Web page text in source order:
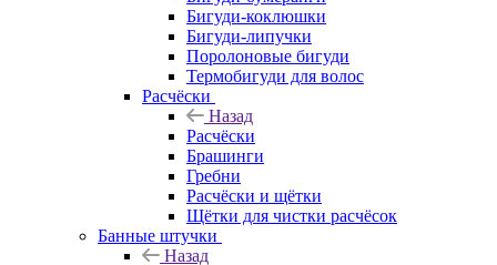
Бигуди-коклюшки
Бигуди-липучки
Поролоновые бигуди
Термобигуди для волос
Расчёски
Назад
Расчёски
Брашинги
Гребни
Расчёски и щётки
Щётки для чистки расчёсок
Банные штучки
Назад